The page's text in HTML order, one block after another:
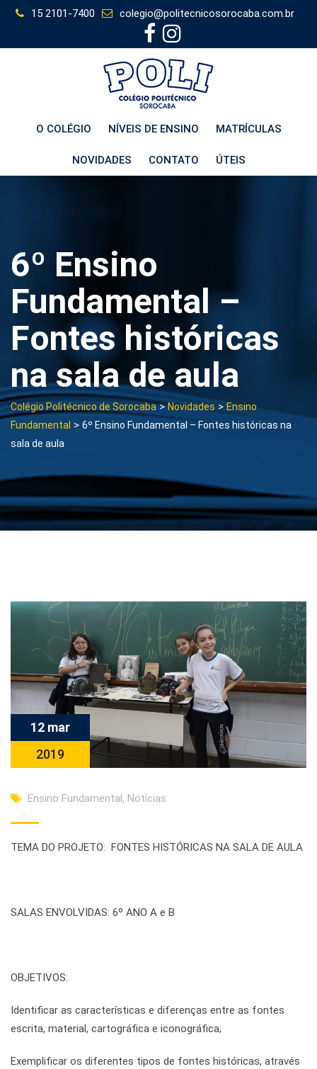
Skip
content
15 2101-7400 colegio@politecnicosorocaba.com.br
O COLÉGIO NÍVEIS DE ENSINO MATRÍCULAS
NOVIDADES CONTATO ÚTEIS
6º Ensino
Fundamental –
Fontes históricas
na sala de aula
Colégio Politécnico de Sorocaba>Novidades > Ensino
Fundamental > 6º Ensino Fundamental – Fontes históricas na
sala de aula
12 mar
2019
Ensino Fundamental, Notícias
TEMA DO PROJETO: FONTES HISTÓRICAS NA SALA DE AULA
SALAS ENVOLVIDAS: 6º ANO A e B
OBJETIVOS:
Identificar as características e diferenças entre as fontes
escrita, material, cartográfica e iconográfica;
Exemplificar os diferentes tipos de fontes históricas, através